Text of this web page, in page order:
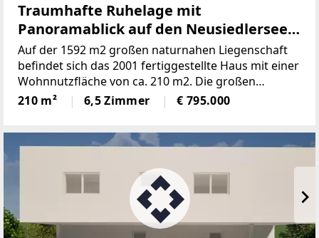
Traumhafte Ruhelage mit
Panoramablick auf den Neusiedlersee
(Provisionsfrei)
Auf der 1592 m2 großen naturnahen Liegenschaft
befindet sich das 2001 fertiggestellte Haus mit einer
Wohnnutzfläche von ca. 210 m2. Die großen
Fensterspenden viel Tageslicht und ermöglichen auf
mehreren Ebenen einenaußergewöhnlichen Blick
210 m² 6,5 Zimmer € 795.000